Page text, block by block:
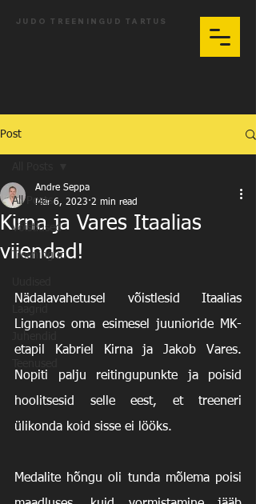
JUDO TREENINGUD TARTUS
Post
All Posts
Võistlused
Treeningud
Kirna ja Vares Itaalias
viiendad!
Andre Seppa
Mar 6, 2023 2 min read
Nädalavahetusel võistlesid Itaalias
Lignanos oma esimesel juunioride MK-
etapil Kabriel Kirna ja Jakob Vares.
Nopiti palju reitingupunkte ja poisid
hoolitsesid selle eest, et treeneri
ülikonda koid sisse ei lööks.
Medalite hõngu oli tunda mõlema poisi